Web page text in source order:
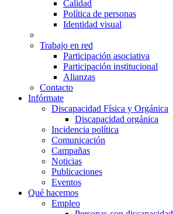
Calidad
Política de personas
Identidad visual
Trabajo en red
Participación asociativa
Participación institucional
Alianzas
Contacto
Infórmate
Discapacidad Física y Orgánica
Discapacidad orgánica
Incidencia política
Comunicación
Campañas
Noticias
Publicaciones
Eventos
Qué hacemos
Empleo